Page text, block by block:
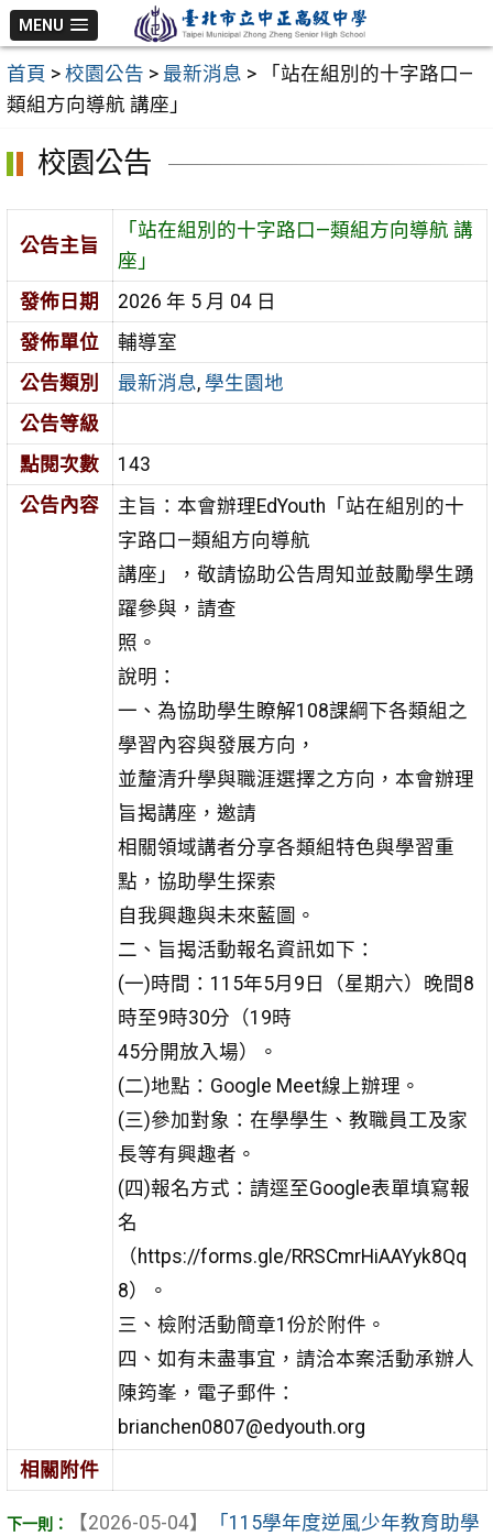
跳
至
主
要
MENU
首頁 > 校園公告 > 最新消息 >
「站在組別的十字路口—
類組方向導航 講座」
校園公告
公告主旨
「站在組別的十字路口—類組方向導航 講
座」
發佈日期
2026 年 5 月 04 日
發佈單位
輔導室
公告類別
最新消息, 學生園地
公告等級
點閱次數
143
公告內容
主旨：本會辦理EdYouth「站在組別的十
字路口—類組方向導航
講座」，敬請協助公告周知並鼓勵學生踴
躍參與，請查
照。
說明：
一、為協助學生瞭解108課綱下各類組之
學習內容與發展方向，
並釐清升學與職涯選擇之方向，本會辦理
旨揭講座，邀請
相關領域講者分享各類組特色與學習重
點，協助學生探索
自我興趣與未來藍圖。
二、旨揭活動報名資訊如下：
(一)時間：115年5月9日（星期六）晚間8
時至9時30分（19時
45分開放入場）。
(二)地點：Google Meet線上辦理。
(三)參加對象：在學學生、教職員工及家
長等有興趣者。
(四)報名方式：請逕至Google表單填寫報
名
（https://forms.gle/RRSCmrHiAAYyk8Qq
8）。
三、檢附活動簡章1份於附件。
四、如有未盡事宜，請洽本案活動承辦人
陳筠峯，電子郵件：
brianchen0807@edyouth.org
相關附件
【2026-05-04】
「115學年度逆風少年教育助學